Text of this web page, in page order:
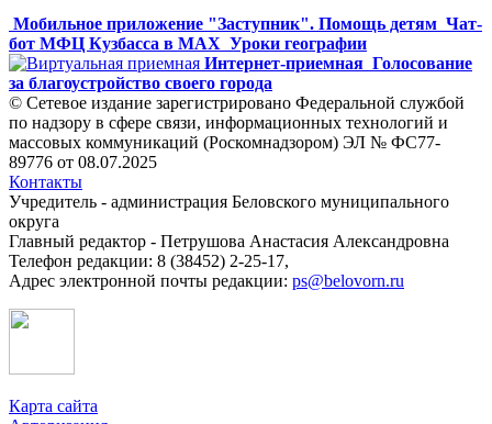
Мобильное приложение "Заступник". Помощь детям Чат-
бот МФЦ Кузбасса в MAX Уроки географии
Интернет-приемная Голосование
за благоустройство своего города
© Сетевое издание зарегистрировано Федеральной службой
по надзору в сфере связи, информационных технологий и
массовых коммуникаций (Роскомнадзором) ЭЛ № ФС77-
89776 от 08.07.2025
Контакты
Учредитель - администрация Беловского муниципального
округа
Главный редактор - Петрушова Анастасия Александровна
Телефон редакции: 8 (38452) 2-25-17,
Адрес электронной почты редакции: ps@belovorn.ru
Карта сайта